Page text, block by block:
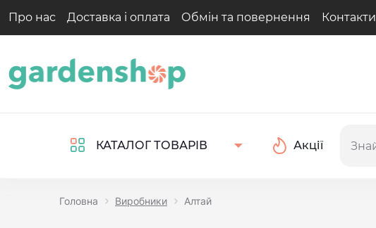
Про нас Доставка і оплата Обмін та повернення Контакти
КАТАЛОГ ТОВАРІВ Акції
Головна Виробники Алтай